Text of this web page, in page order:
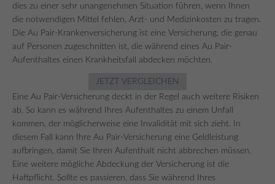
dies zu einer sehr unangenehmen Situation führen, wenn Ihnen
die notwendigen Mittel fehlen, Arzt- und Medizinkosten zu tragen.
Die Au Pair-Krankenversicherung ist eine Versicherung, die genau
auf Personen zugeschnitten ist, die während eines Au Pair-
Aufenthaltes einen Krankheitsfall abdecken möchten.
JETZT VERGLEICHEN
Eine Au Pair-Versicherung deckt in der Regel auch weitere Risiken
ab. So kann es während Ihres Aufenthaltes zu einem Unfall
kommen, der möglicherweise eine Invalidität mit sich zieht. In
diesem Fall kann Ihre Au Pair-Versicherung eine Geldleistung
aufbringen, damit Sie Ihren Aufenthalt nicht abbrechen müssen.
Eine weitere mögliche Abdeckung der Versicherung ist die
Haftpflicht. Sollte es passieren, dass Sie während Ihres